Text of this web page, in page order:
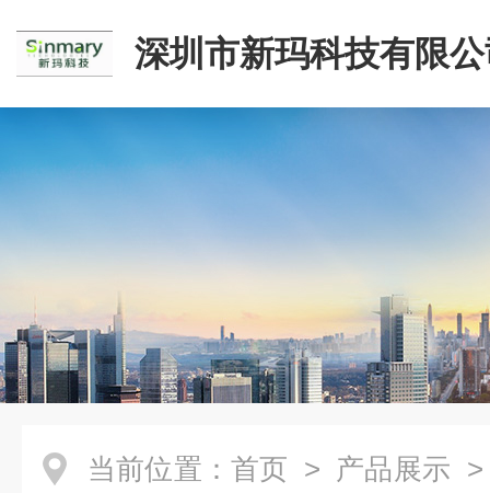
深圳市新玛科技有限
当前位置： 首页 > 产品展示